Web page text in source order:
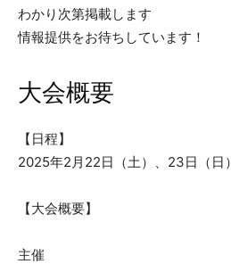
わかり次第掲載します
情報提供をお待ちしています！
大会概要
【日程】
2025年2月22日（土）、23日（日）
【大会概要】
主催